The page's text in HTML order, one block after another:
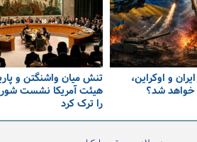
و اوکراین،
خواهد شد؟
تنش میان واشنگتن و
هیئت آمریکا نشست
را ترک کرد